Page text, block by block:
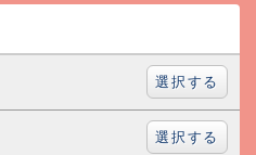
選択する
選択する